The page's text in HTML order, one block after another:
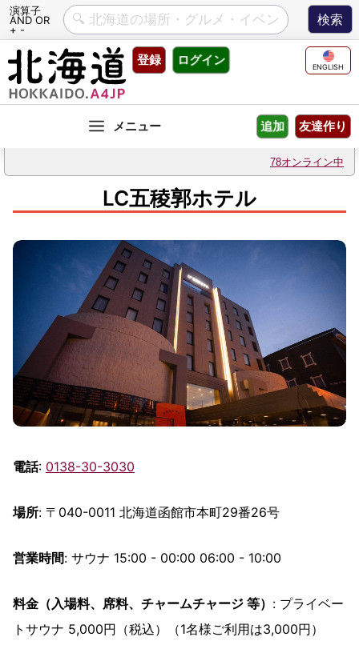
演算子
AND OR
+ -
Skip
content
登録 ログイン ENGLISH
友達作り
追加
78オンライン中
LC五稜郭ホテル
電話: 0138-30-3030
場所: 〒040-0011 北海道函館市本町29番26号
営業時間: サウナ 15:00 - 00:00 06:00 - 10:00
料金（入場料、席料、チャームチャージ 等） : プライベー
トサウナ 5,000円（税込）（1名様ご利用は3,000円）